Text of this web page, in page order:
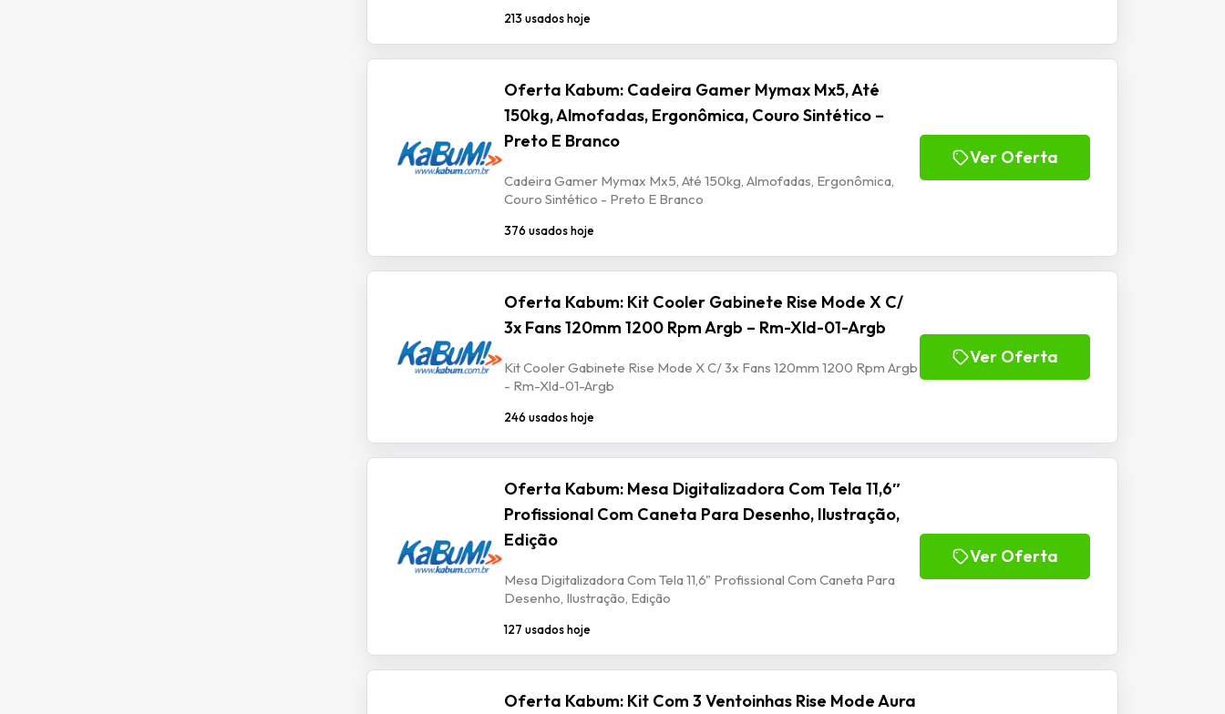
213 usados hoje
Oferta Kabum: Cadeira Gamer Mymax Mx5, Até
150kg, Almofadas, Ergonômica, Couro Sintético –
Preto E Branco
Cadeira Gamer Mymax Mx5, Até 150kg, Almofadas, Ergonômica,
Couro Sintético - Preto E Branco
376 usados hoje
Ver Oferta
Oferta Kabum: Kit Cooler Gabinete Rise Mode X C/
3x Fans 120mm 1200 Rpm Argb – Rm-Xld-01-Argb
Kit Cooler Gabinete Rise Mode X C/ 3x Fans 120mm 1200 Rpm Argb
- Rm-Xld-01-Argb
246 usados hoje
Ver Oferta
Oferta Kabum: Mesa Digitalizadora Com Tela 11,6″
Profissional Com Caneta Para Desenho, Ilustração,
Edição
Mesa Digitalizadora Com Tela 11,6" Profissional Com Caneta Para
Desenho, Ilustração, Edição
127 usados hoje
Ver Oferta
Oferta Kabum: Kit Com 3 Ventoinhas Rise Mode Aura